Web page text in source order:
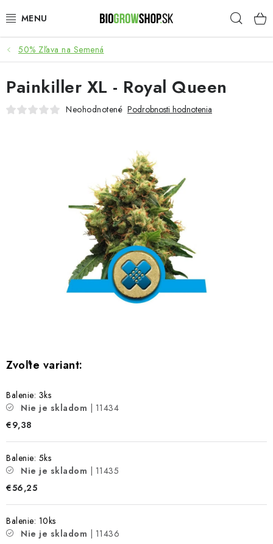
na
PESTOVANIE
HEADSHOP
SEMENÁ
50% ZĽAVA NA SEMENÁ
Platba a dodanie
Podmienky ochrany osobných údajov
Obchodné podmienky
Veľkoobchod
Formulár na odstúpenie od zmluvy
50% Zľava na Semená
Balenie: 3ks
Nie je skladom
| 11434
€9,38
Balenie: 5ks
Nie je skladom
| 11435
€56,25
Balenie: 10ks
Nie je skladom
| 11436
Painkiller XL - Royal Queen
Neohodnotené Podrobnosti hodnotenia